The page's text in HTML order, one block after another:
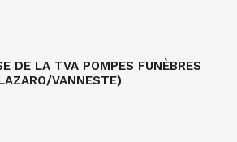
DE LA TVA POMPES FUNÈBRES
VANNESTE)